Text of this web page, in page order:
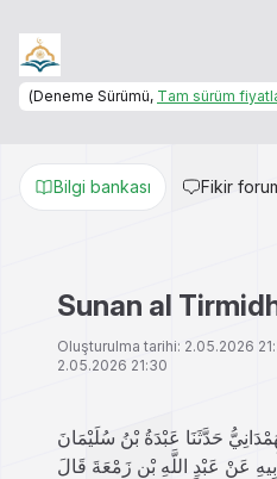
(Deneme Sürümü, Tam sürüm
Bilgi bankası Fikir
Sunan al
Oluşturulma tarihi: 2.05.2026
2.05.2026 21:30
حَدَّثَنَا عَبْدَةُ بْنُ سُلَيْمَانَ
عَنْ عَبْدِ اللَّهِ بْنِ زَمْعَةَ قَالَ